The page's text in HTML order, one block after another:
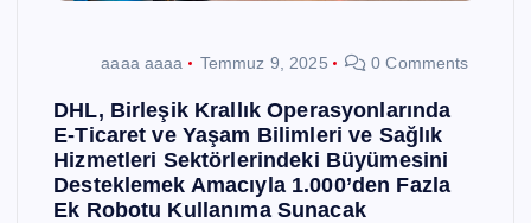
aaaa aaaa Temmuz 9, 2025 0 Comments
DHL, Birleşik Krallık Operasyonlarında
E-Ticaret ve Yaşam Bilimleri ve Sağlık
Hizmetleri Sektörlerindeki Büyümesini
Desteklemek Amacıyla 1.000’den Fazla
Ek Robotu Kullanıma Sunacak